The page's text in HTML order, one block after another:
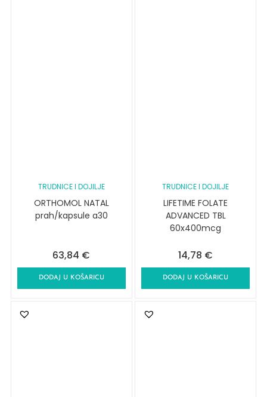
TRUDNICE I DOJILJE
ORTHOMOL NATAL
prah/kapsule a30
63,84 €
DODAJ U KOŠARICU
TRUDNICE I DOJILJE
LIFETIME FOLATE
ADVANCED TBL
60x400mcg
14,78 €
DODAJ U KOŠARICU